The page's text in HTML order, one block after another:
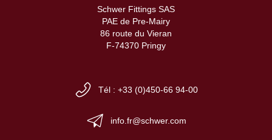
Schwer Fittings SAS
PAE de Pre-Mairy
86 route du Vieran
F-74370 Pringy
Tél : +33 (0)450-66 94-00
info.fr@schwer.com